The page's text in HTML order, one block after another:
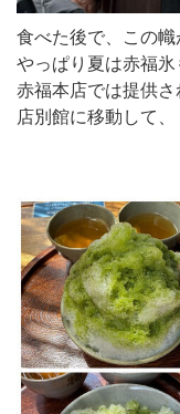
食べた後で、この幟
やっぱり夏は赤福氷
赤福本店では提供
店別館に移動して、